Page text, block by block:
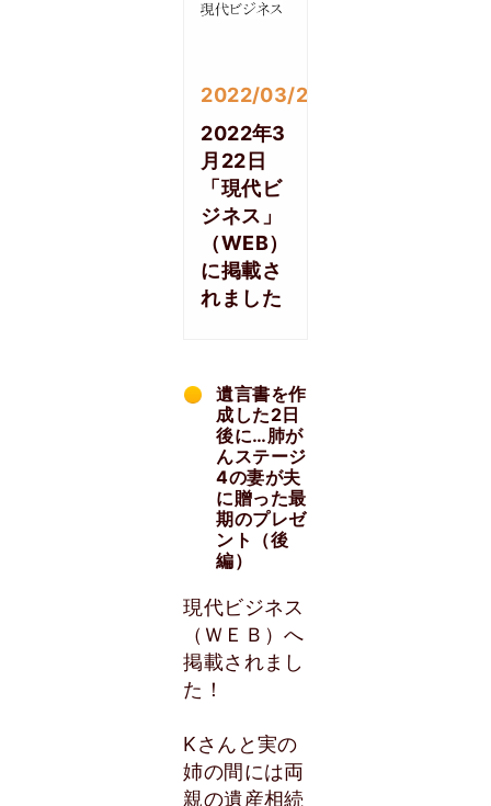
2022/03/24
2022年3
月22日
「現代ビ
ジネス」
（WEB）
に掲載さ
れました
遺言書を作
成した2日
後に…肺が
んステージ
4の妻が夫
に贈った最
期のプレゼ
ント（後
編）
現代ビジネス
（ＷＥＢ）へ
掲載されまし
た！
Kさんと実の
姉の間には両
親の遺産相続